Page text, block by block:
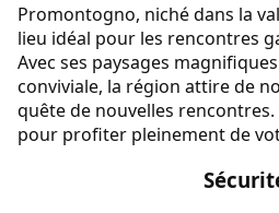
Promontogno, niché dans la
lieu idéal pour les rencontres
Avec ses paysages
conviviale, la région attire de
quête de nouvelles
pour profiter pleinement de